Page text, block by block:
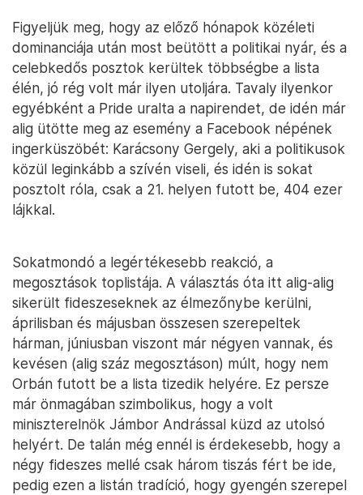
Figyeljük meg, hogy az előző hónapok közéleti
dominanciája után most beütött a politikai nyár, és a
celebkedős posztok kerültek többségbe a lista
élén, jó rég volt már ilyen utoljára. Tavaly ilyenkor
egyébként a Pride uralta a napirendet, de idén már
alig ütötte meg az esemény a Facebook népének
ingerküszöbét: Karácsony Gergely, aki a politikusok
közül leginkább a szívén viseli, és idén is sokat
posztolt róla, csak a 21. helyen futott be, 404 ezer
lájkkal.
Sokatmondó a legértékesebb reakció, a
megosztások toplistája. A választás óta itt alig-alig
sikerült fideszeseknek az élmezőnybe kerülni,
áprilisban és májusban összesen szerepeltek
hárman, júniusban viszont már négyen vannak, és
kevésen (alig száz megosztáson) múlt, hogy nem
Orbán futott be a lista tizedik helyére. Ez persze
már önmagában szimbolikus, hogy a volt
miniszterelnök Jámbor Andrással küzd az utolsó
helyért. De talán még ennél is érdekesebb, hogy a
négy fideszes mellé csak három tiszás fért be ide,
pedig ezen a listán tradíció, hogy gyengén szerepel